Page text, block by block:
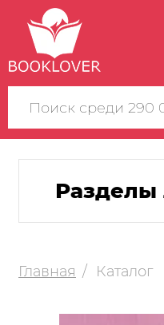
Поиск
по
сайту
Разделы
Главная Каталог